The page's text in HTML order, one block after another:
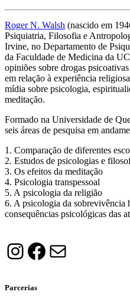
Roger N. Walsh (nascido em
Psiquiatria, Filosofia e
Irvine, no Departamento de
da Faculdade de Medicina da
opiniões sobre drogas
em relação à experiência
mídia sobre psicologia,
meditação.
Formado na Universidade de
seis áreas de pesquisa em
1. Comparação de diferentes
2. Estudos de psicologias e
3. Os efeitos da meditação
4. Psicologia transpessoal
5. A psicologia da religião
6. A psicologia da sobrevivência
consequências psicológicas das
Instagram
Facebook
Mail
Parcerias